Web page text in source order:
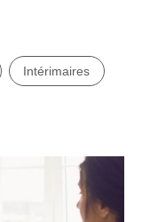
Intérimaires